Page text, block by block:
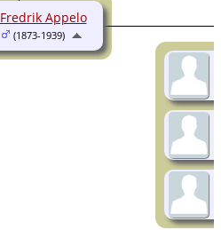
Fredrik Appelo
(1873-1939)